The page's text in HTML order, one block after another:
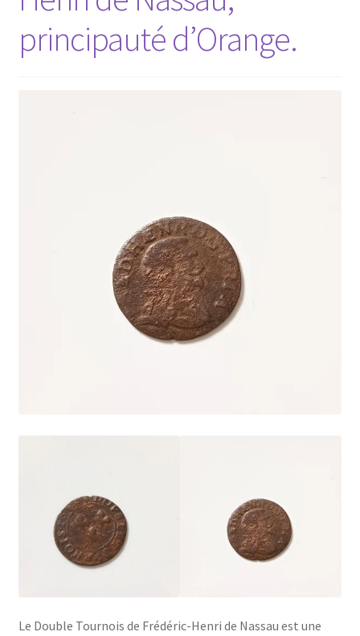
principauté d’Orange.
Le Double Tournois de Frédéric-Henri de Nassau est une